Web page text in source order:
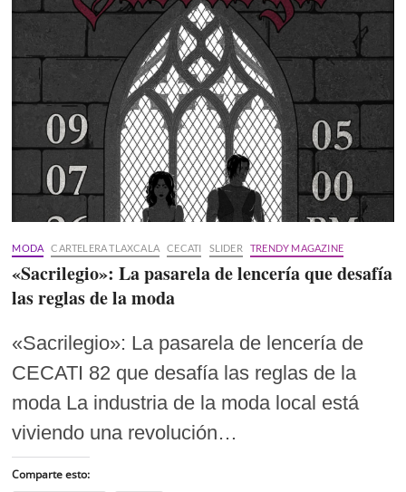
MODA CARTELERA TLAXCALA CECATI SLIDER TRENDY MAGAZINE
«Sacrilegio»: La pasarela de lencería que desafía
las reglas de la moda
«Sacrilegio»: La pasarela de lencería de
CECATI 82 que desafía las reglas de la
moda La industria de la moda local está
viviendo una revolución…
Comparte esto: